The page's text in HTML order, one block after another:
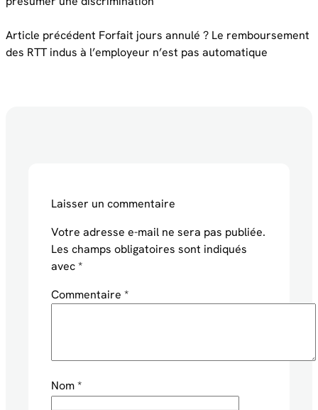
Article précédent Forfait jours annulé ? Le remboursement
des RTT indus à l’employeur n’est pas automatique
Laisser un commentaire
Votre adresse e-mail ne sera pas publiée.
Les champs obligatoires sont indiqués
avec*
Commentaire *
Nom*